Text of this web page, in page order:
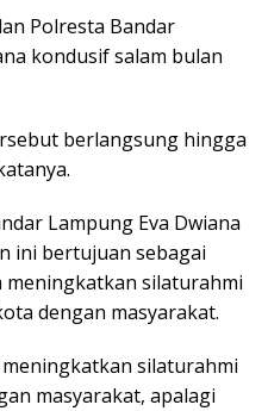
Polresta Bandar
kondusif salam bulan
berlangsung hingga
Lampung Eva Dwiana
ini bertujuan sebagai
meningkatkan silaturahmi
dengan masyarakat.
silaturahmi
masyarakat, apalagi